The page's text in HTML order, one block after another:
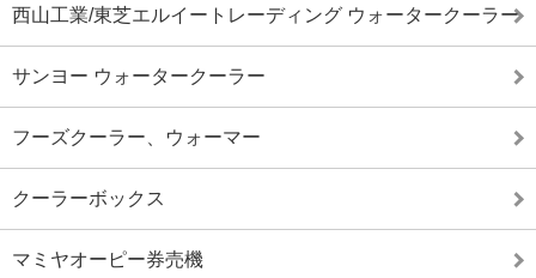
西山工業/東芝エルイートレーディング ウォータークーラー
サンヨー ウォータークーラー
フーズクーラー、ウォーマー
クーラーボックス
マミヤオーピー券売機